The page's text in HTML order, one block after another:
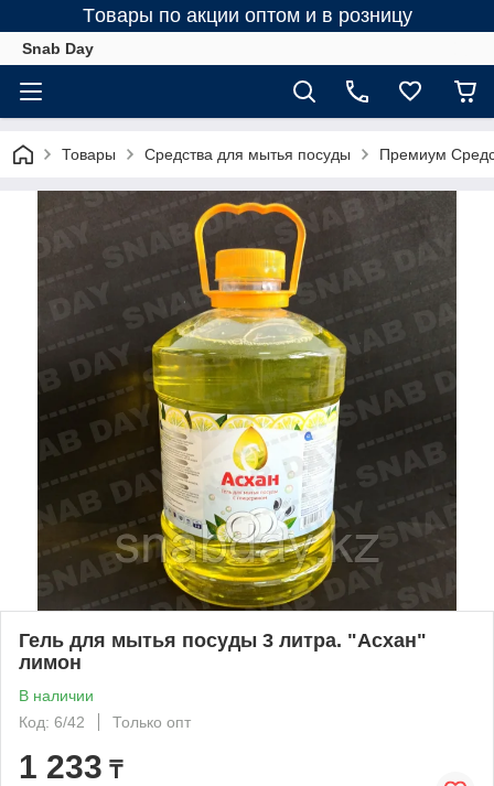
Tовары по акции оптом и в розницу
Snab Day
Товары Средства для мытья посуды Премиум
Гель для мытья посуды 3 литра. "Асхан"
лимон
В наличии
Код: 6/42
Только опт
1 233 ₸